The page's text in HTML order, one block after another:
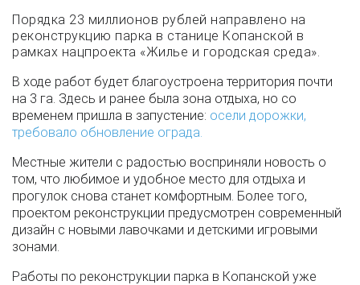
Порядка 23 миллионов рублей направлено на
реконструкцию парка в станице Копанской в
рамках нацпроекта «Жилье и городская среда».
В ходе работ будет благоустроена территория почти
на 3 га. Здесь и ранее была зона отдыха, но со
временем пришла в запустение: осели дорожки,
требовало обновление ограда.
Местные жители с радостью восприняли новость о
том, что любимое и удобное место для отдыха и
прогулок снова станет комфортным. Более того,
проектом реконструкции предусмотрен современный
дизайн с новыми лавочками и детскими игровыми
зонами.
Работы по реконструкции парка в Копанской уже